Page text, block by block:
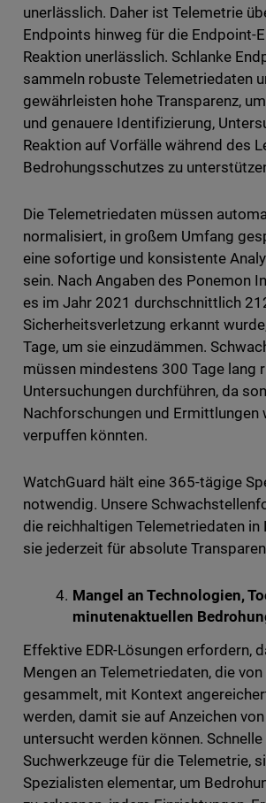
unerlässlich. Daher ist Telemetrie
Endpoints hinweg für die Endpoint-
Reaktion unerlässlich. Schlanke
sammeln robuste Telemetriedaten
gewährleisten hohe Transparenz,
und genauere Identifizierung,
Reaktion auf Vorfälle während des
Bedrohungsschutzes zu
Die Telemetriedaten müssen
normalisiert, in großem Umfang
eine sofortige und konsistente
sein. Nach Angaben des Ponemon
es im Jahr 2021 durchschnittlich
Sicherheitsverletzung erkannt
Tage, um sie einzudämmen.
müssen mindestens 300 Tage lang
Untersuchungen durchführen, da
Nachforschungen und Ermittlungen
verpuffen könnten.
WatchGuard hält eine 365-tägige
notwendig. Unsere
die reichhaltigen Telemetriedaten in
sie jederzeit für absolute
Mangel an Technologien,
minutenaktuellen
Effektive EDR-Lösungen erfordern,
Mengen an Telemetriedaten, die
gesammelt, mit Kontext
werden, damit sie auf Anzeichen
untersucht werden können.
Suchwerkzeuge für die Telemetrie,
Spezialisten elementar, um